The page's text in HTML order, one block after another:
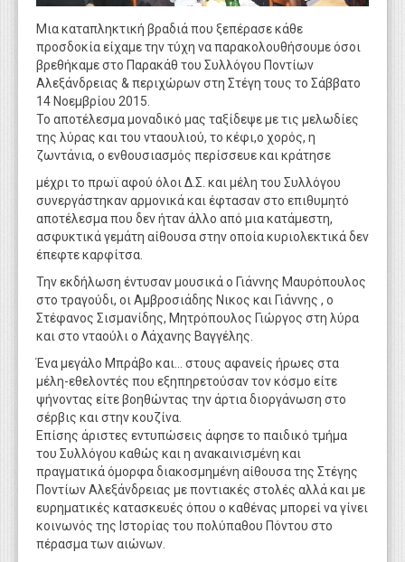
Μια καταπληκτική βραδιά που ξεπέρασε κάθε
προσδοκία είχαμε την τύχη να παρακολουθήσουμε όσοι
βρεθήκαμε στο Παρακάθ του Συλλόγου Ποντίων
Αλεξάνδρειας & περιχώρων στη Στέγη τους το Σάββατο
14 Νοεμβρίου 2015.
Το αποτέλεσμα μοναδικό μας ταξίδεψε με τις μελωδίες
της λύρας και του νταουλιού, το κέφι,ο χορός, η
ζωντάνια, ο ενθουσιασμός περίσσευε και κράτησε
μέχρι το πρωϊ αφού όλοι Δ.Σ. και μέλη του Συλλόγου
συνεργάστηκαν αρμονικά και έφτασαν στο επιθυμητό
αποτέλεσμα που δεν ήταν άλλο από μια κατάμεστη,
ασφυκτικά γεμάτη αίθουσα στην οποία κυριολεκτικά δεν
έπεφτε καρφίτσα.
Την εκδήλωση έντυσαν μουσικά ο Γιάννης Μαυρόπουλος
στο τραγούδι, οι Αμβροσιάδης Νικος και Γιάννης , ο
Στέφανος Σισμανίδης, Μητρόπουλος Γιώργος στη λύρα
και στο νταούλι ο Λάχανης Βαγγέλης.
Ένα μεγάλο Μπράβο και... στους αφανείς ήρωες στα
μέλη-εθελοντές που εξηπηρετούσαν τον κόσμο είτε
ψήνοντας είτε βοηθώντας την άρτια διοργάνωση στο
σέρβις και στην κουζίνα.
Επίσης άριστες εντυπώσεις άφησε το παιδικό τμήμα
του Συλλόγου καθώς και η ανακαινισμένη και
πραγματικά όμορφα διακοσμημένη αίθουσα της Στέγης
Ποντίων Αλεξάνδρειας με ποντιακές στολές αλλά και με
ευρηματικές κατασκευές όπου ο καθένας μπορεί να γίνει
κοινωνός της Ιστορίας του πολύπαθου Πόντου στο
πέρασμα των αιώνων.